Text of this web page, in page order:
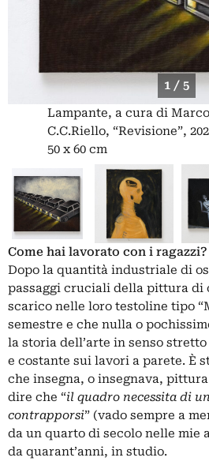
1 / 5
Lampante, a cura di
C.C.Riello, “Revisione”,
50 x 60 cm
Come hai lavorato con i ragazzi?
Dopo la quantità industriale di
passaggi cruciali della pittura di
scarico nelle loro testoline tipo
semestre e che nulla o
la storia dell’arte in senso
e costante sui lavori a parete. È
che insegna, o insegnava,
dire che “il quadro necessita di
contrapporsi” (vado sempre a
da un quarto di secolo nelle mie
da quarant’anni, in studio.